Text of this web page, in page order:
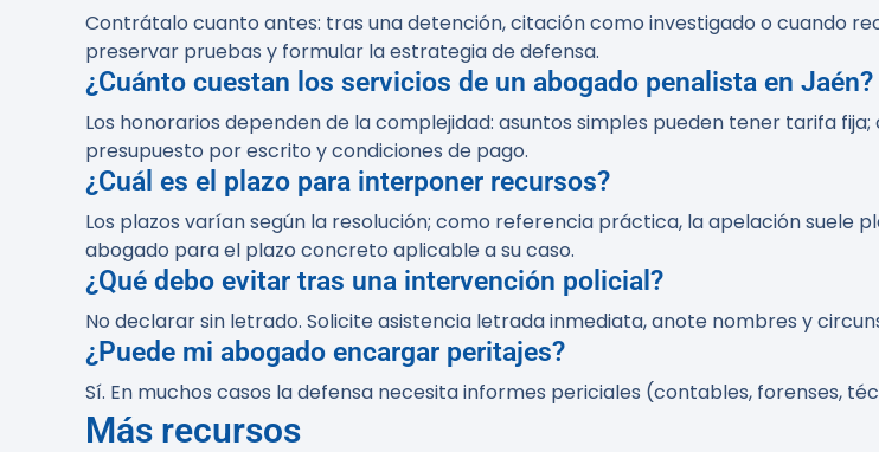
Contrátalo cuanto antes: tras una detención, citación como investigado o cuando
preservar pruebas y formular la estrategia de defensa.
¿Cuánto cuestan los servicios de un abogado penalista en Jaén?
Los honorarios dependen de la complejidad: asuntos simples pueden tener tarifa
presupuesto por escrito y condiciones de pago.
¿Cuál es el plazo para interponer recursos?
Los plazos varían según la resolución; como referencia práctica, la apelación suele
abogado para el plazo concreto aplicable a su caso.
¿Qué debo evitar tras una intervención policial?
No declarar sin letrado. Solicite asistencia letrada inmediata, anote nombres y
¿Puede mi abogado encargar peritajes?
Sí. En muchos casos la defensa necesita informes periciales (contables, forenses,
Más recursos